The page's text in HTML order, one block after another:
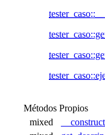
Métodos Propios
mixed